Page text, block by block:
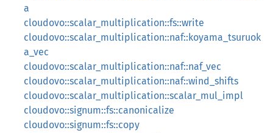
a
cloudovo::scalar_multiplication::fs::write
cloudovo::scalar_multiplication::naf::koyama_tsuruok
a_vec
cloudovo::scalar_multiplication::naf::naf_vec
cloudovo::scalar_multiplication::naf::wind_shifts
cloudovo::scalar_multiplication::scalar_mul_impl
cloudovo::signum::fs::canonicalize
cloudovo::signum::fs::copy